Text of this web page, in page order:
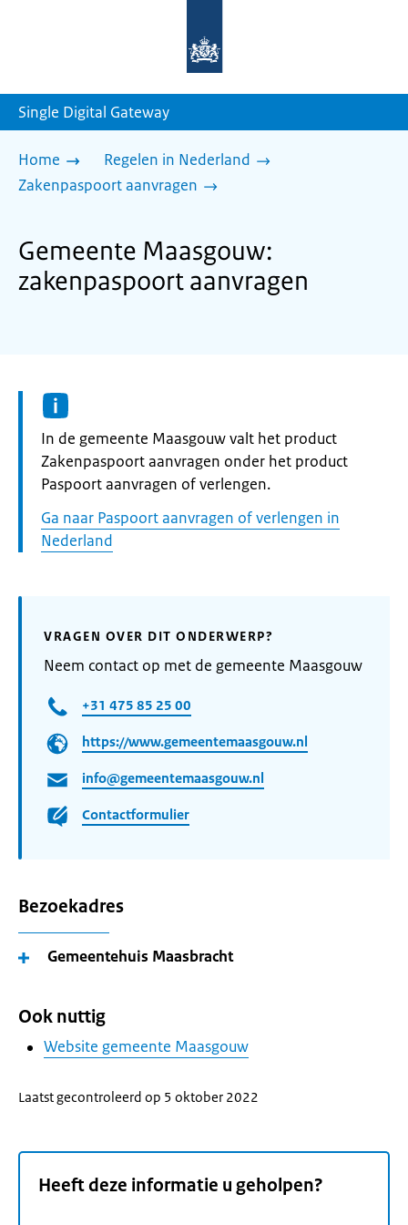
homepage
Single Digital Gateway
Home
Regelen in Nederland
Zakenpaspoort aanvragen
Gemeente Maasgouw:
zakenpaspoort aanvragen
Informatie:
In de gemeente Maasgouw valt het product
Zakenpaspoort aanvragen onder het product
Paspoort aanvragen of verlengen.
Ga naar Paspoort aanvragen of verlengen in
Nederland
VRAGEN OVER DIT ONDERWERP?
Neem contact op met de gemeente Maasgouw
+31 475 85 25 00
https://www.gemeentemaasgouw.nl
info@gemeentemaasgouw.nl
Contactformulier
Bezoekadres
Gemeentehuis Maasbracht
Ook nuttig
Website gemeente Maasgouw
Laatst gecontroleerd op 5 oktober 2022
Heeft deze informatie u geholpen?